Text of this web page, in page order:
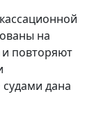
на
повторяют
дана